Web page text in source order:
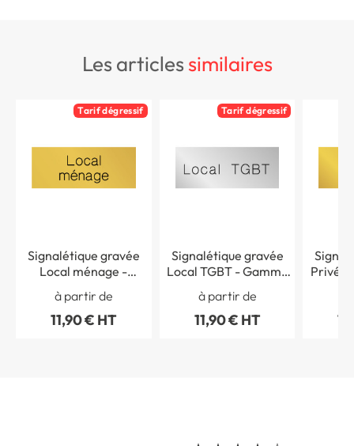
les articlessimilaires
Tarif dégressif
Signalétique gravée
Local ménage -
Gamme Métal
à partir de
11,90 € HT
Tarif dégressif
Signalétique gravée
Local TGBT - Gamme
à partir de
11,90 € HT
Privé -